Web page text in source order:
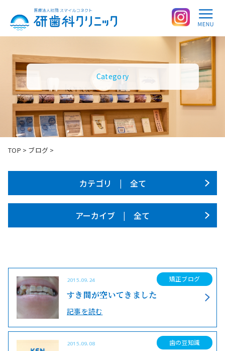
Category
TOP > ブログ >
カテゴリ | 全て
アーカイブ | 全て
矯正ブログ
2015.09.24
すき間が空いてきました
記事を読む
歯の豆知識
2015.09.08